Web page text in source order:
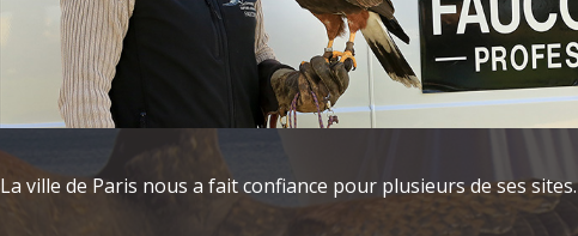
La ville de Paris nous a fait confiance pour plusieurs de ses sites.